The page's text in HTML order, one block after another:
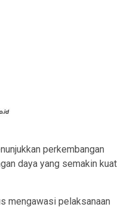
perkembangan
daya yang semakin kuat
mengawasi pelaksanaan